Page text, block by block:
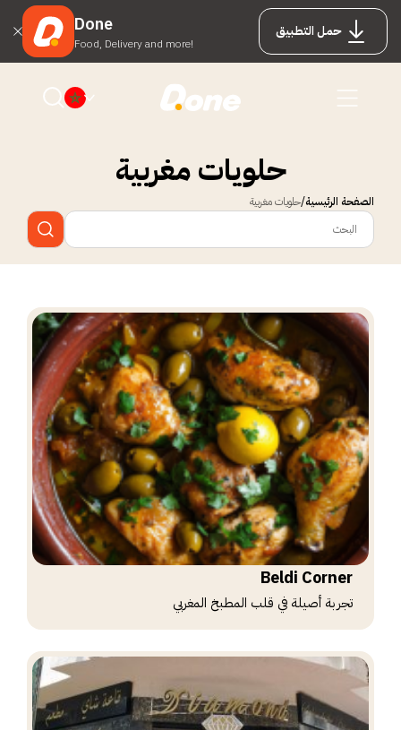
حمل التطبيق Done
Food, Delivery and more!
حلويات مغربية
الصفحة الرئيسية حلويات مغربية
Beldi Corner
تجربة أصيلة في قلب المطبخ المغربي